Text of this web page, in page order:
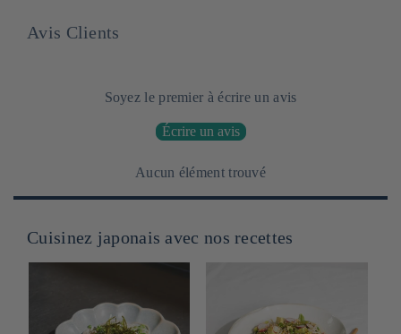
Avis Clients
Soyez le premier à écrire un avis
Écrire un avis
Aucun élément trouvé
Cuisinez japonais avec nos recettes